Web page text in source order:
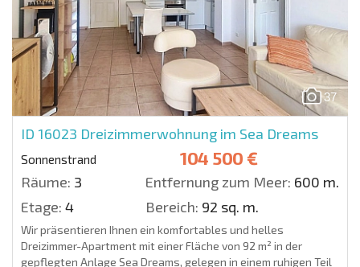
37
ID 16023 Dreizimmerwohnung im Sea Dreams
Sonnenstrand 104 500 €
Räume: 3 Entfernung zum Meer: 600 m.
Etage: 4 Bereich: 92 sq. m.
Wir präsentieren Ihnen ein komfortables und helles
Dreizimmer-Apartment mit einer Fläche von 92 m² in der
gepflegten Anlage Sea Dreams, gelegen in einem ruhigen Teil